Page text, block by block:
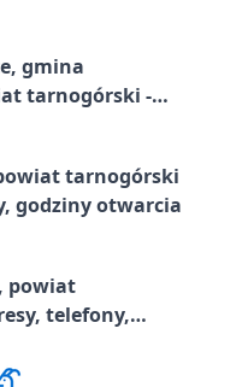
gmina
tarnogórski -
tarnogórski
godziny otwarcia
powiat
telefony,